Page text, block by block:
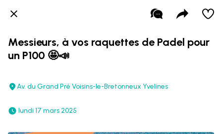
Messieurs, à vos raquettes de Padel pour
un P100 🤩📣
Av. du Grand Pré Voisins-le-Bretonneux Yvelines
lundi 17 mars 2025